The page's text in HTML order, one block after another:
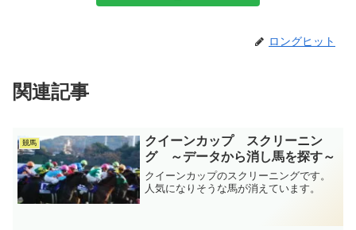
ロングヒット
関連記事
競馬
クイーンカップ スクリーニン
グ ～データから消し馬を探す～
クイーンカップのスクリーニングです。
人気になりそうな馬が消えています。